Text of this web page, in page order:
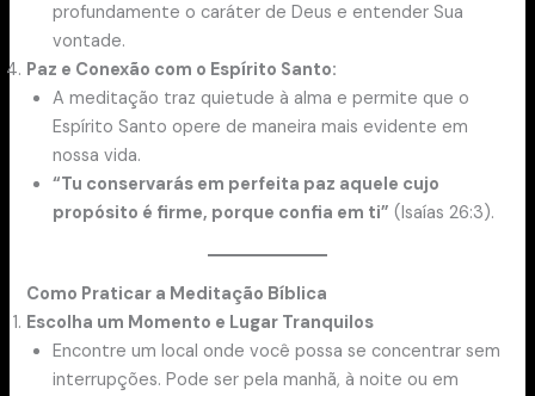
profundamente o caráter de Deus e entender Sua
vontade.
Paz e Conexão com o Espírito Santo:
A meditação traz quietude à alma e permite que o
Espírito Santo opere de maneira mais evidente em
nossa vida.
“Tu conservarás em perfeita paz aquele cujo
propósito é firme, porque confia em ti” (Isaías 26:3).
Como Praticar a Meditação Bíblica
Escolha um Momento e Lugar Tranquilos
Encontre um local onde você possa se concentrar sem
interrupções. Pode ser pela manhã, à noite ou em